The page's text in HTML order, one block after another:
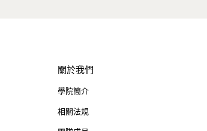
關於我們
學院簡介
相關法規